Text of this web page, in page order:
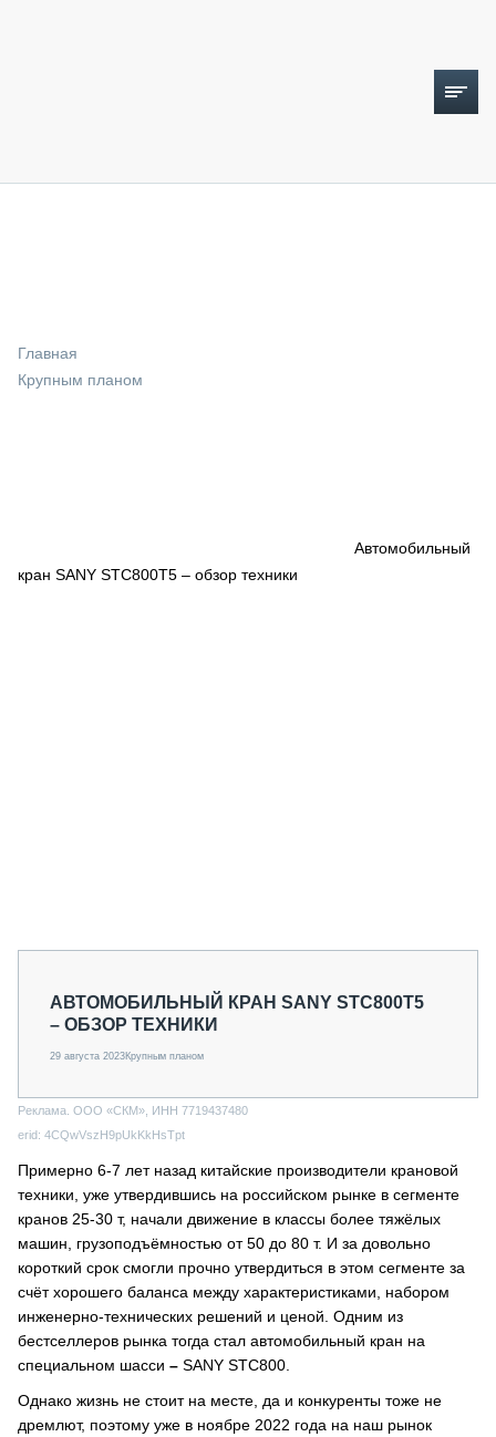
МЕРОПРИЯТИЯ
Главная
Крупным планом
Автомобильный
кран SANY STC800T5 – обзор техники
АВТОМОБИЛЬНЫЙ КРАН SANY STC800T5
– ОБЗОР ТЕХНИКИ
29 августа 2023Крупным планом
Реклама. ООО «СКМ», ИНН 7719437480
erid: 4CQwVszH9pUkKkHsTpt
Примерно 6-7 лет назад китайские производители крановой
техники, уже утвердившись на российском рынке в сегменте
кранов 25-30 т, начали движение в классы более тяжёлых
машин, грузоподъёмностью от 50 до 80 т. И за довольно
короткий срок смогли прочно утвердиться в этом сегменте за
счёт хорошего баланса между характеристиками, набором
инженерно-технических решений и ценой. Одним из
бестселлеров рынка тогда стал автомобильный кран на
специальном шасси – SANY STC800.
Однако жизнь не стоит на месте, да и конкуренты тоже не
дремлют, поэтому уже в ноябре 2022 года на наш рынок